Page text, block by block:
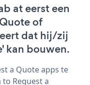
at eerst een
of
dat hij/zij
kan bouwen.
a Quote apps te
Request a